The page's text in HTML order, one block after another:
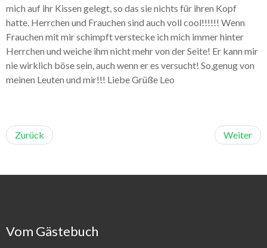
mich auf ihr Kissen gelegt, so das sie nichts für ihren Kopf
hatte. Herrchen und Frauchen sind auch voll cool!!!!!! Wenn
Frauchen mit mir schimpft verstecke ich mich immer hinter
Herrchen und weiche ihm nicht mehr von der Seite! Er kann mir
nie wirklich böse sein, auch wenn er es versucht! So,genug von
meinen Leuten und mir!!! Liebe Grüße Leo
Zurück Weiter
Vom Gästebuch